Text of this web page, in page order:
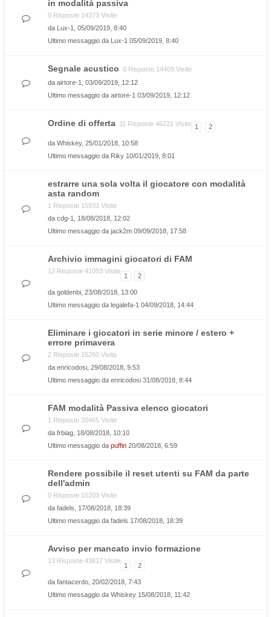
in modalità passiva
0 Risposte 14373 Visite
da Lux-1
, 05/09/2019, 8:40
Ultimo messaggio da Lux-1 05/09/2019, 8:40
Segnale acustico 0 Risposte 14409 Visite
da airtore-1
, 03/09/2019, 12:12
Ultimo messaggio da airtore-1 03/09/2019, 12:12
Ordine di offerta 11 Risposte 46221 Visite 1 2
da Whiskey, 25/01/2018, 10:58
Ultimo messaggio da Riky 10/01/2019, 8:01
estrarre una sola volta il giocatore con modalità
asta random
1 Risposte 15933 Visite
da cdg-1
, 18/08/2018, 12:02
Ultimo messaggio da jack2m 09/09/2018, 17:58
Archivio immagini giocatori di FAM
12 Risposte 41053 Visite
1 2
da goldenbi , 23/08/2018, 13:00
Ultimo messaggio da legalefa-1 04/09/2018, 14:44
Eliminare i giocatori in serie minore / estero +
errore primavera
2 Risposte 15260 Visite
da enricodosi , 29/08/2018, 9:53
Ultimo messaggio da enricodosi 31/08/2018, 8:44
FAM modalità Passiva elenco giocatori
1 Risposte 20465 Visite
da frbiag , 18/08/2018, 10:10
Ultimo messaggio da puffin 20/08/2018, 6:59
Rendere possibile il reset utenti su FAM da parte
dell'admin
0 Risposte 15203 Visite
da fadels , 17/08/2018, 18:39
Ultimo messaggio da fadels 17/08/2018, 18:39
Avviso per mancato invio formazione
13 Risposte 43817 Visite
1 2
da fantacerdo , 20/02/2018, 7:43
Ultimo messaggio da Whiskey 15/08/2018, 11:42